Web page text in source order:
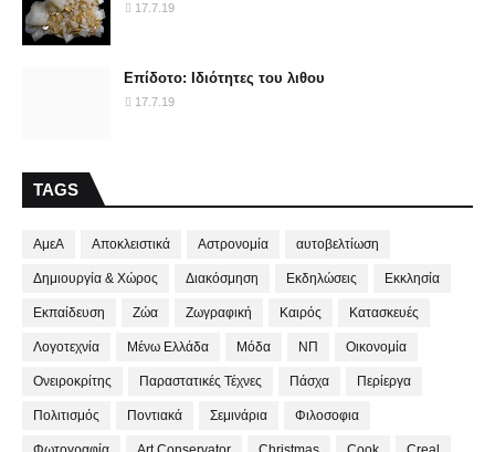
17.7.19
Επίδοτο: Ιδιότητες του λιθου
17.7.19
TAGS
ΑμεΑ Αποκλειστικά Αστρονομία αυτοβελτίωση
Δημιουργία & Χώρος Διακόσμηση Εκδηλώσεις Εκκλησία
Εκπαίδευση Ζώα Ζωγραφική Καιρός Κατασκευές
Λογοτεχνία Μένω Ελλάδα Μόδα ΝΠ Οικονομία
Ονειροκρίτης Παραστατικές Τέχνες Πάσχα Περίεργα
Πολιτισμός Ποντιακά Σεμινάρια Φιλοσοφια